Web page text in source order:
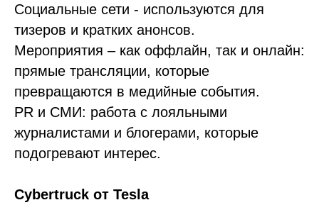
Социальные сети - используются для
тизеров и кратких анонсов.
Мероприятия – как оффлайн, так и онлайн:
прямые трансляции, которые
превращаются в медийные события.
PR и СМИ: работа с лояльными
журналистами и блогерами, которые
подогревают интерес.
Cybertruck от Tesla